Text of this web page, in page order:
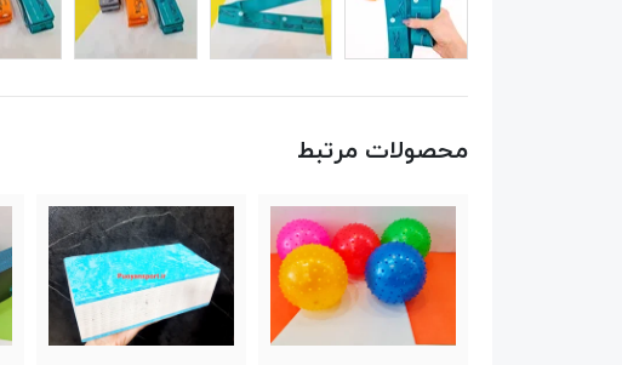
محصولات مرتبط